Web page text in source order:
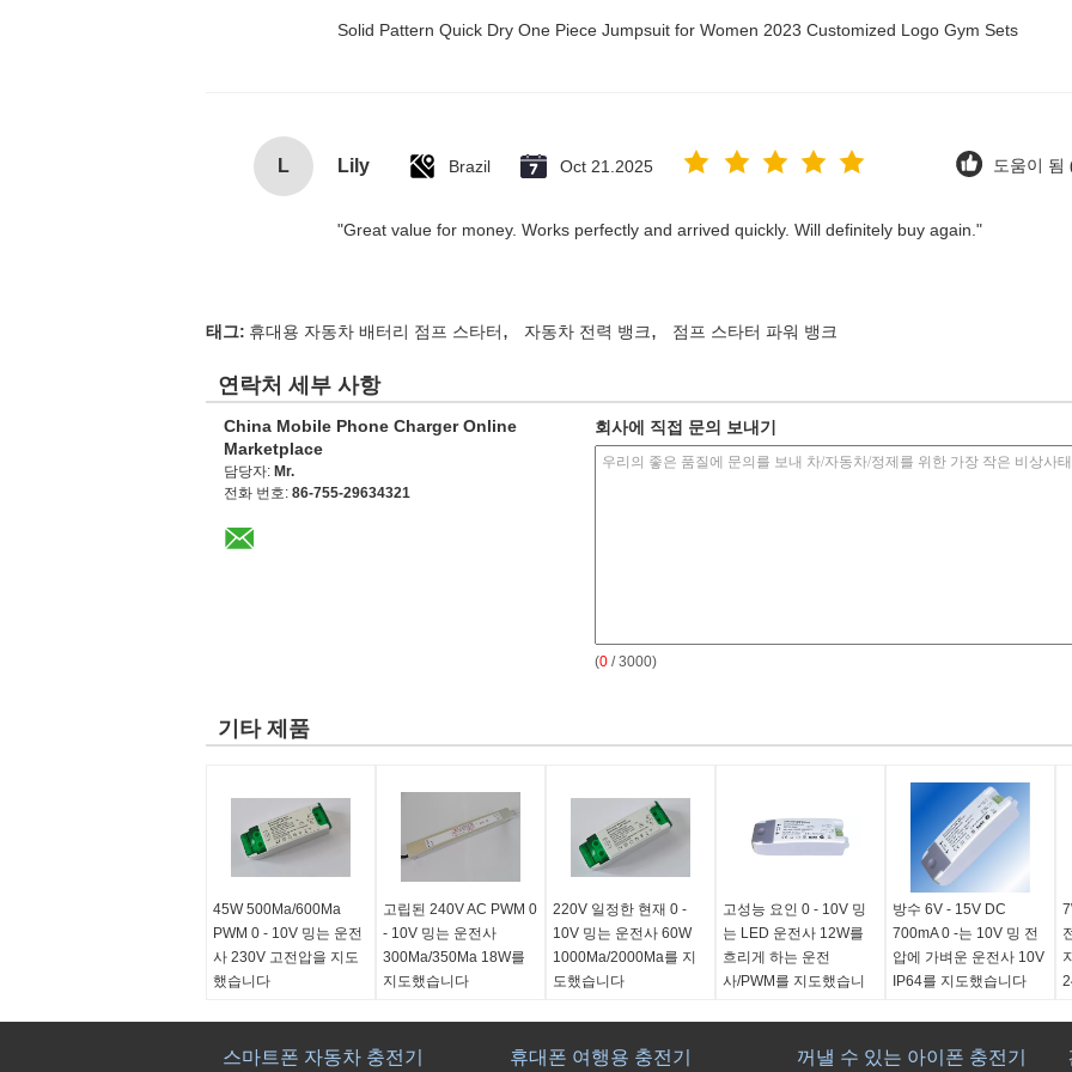
Solid Pattern Quick Dry One Piece Jumpsuit for Women 2023 Customized Logo Gym Sets
L Lily Brazil Oct 21.2025 도움이 됨
"Great value for money. Works perfectly and arrived quickly. Will definitely buy again."
태그: 휴대용 자동차 배터리 점프 스타터, 자동차 전력 뱅크, 점프 스타터 파워 뱅크
연락처 세부 사항
China Mobile Phone Charger Online
Marketplace
담당자: Mr.
전화 번호: 86-755-29634321
회사에 직접 문의 보내기
(0 / 3000)
기타 제품
45W 500Ma/600Ma
PWM 0 - 10V 밍는 운전
사 230V 고전압을 지도
했습니다
고립된 240V AC PWM 0
- 10V 밍는 운전사
300Ma/350Ma 18W를
지도했습니다
220V 일정한 현재 0 -
10V 밍는 운전사 60W
1000Ma/2000Ma를 지
도했습니다
고성능 요인 0 - 10V 밍
는 LED 운전사 12W를
흐리게 하는 운전
사/PWM를 지도했습니
방수 6V - 15V DC
700mA 0 -는 10V 밍 전
압에 가벼운 운전사 10V
IP64를 지도했습니다
스마트폰 자동차 충전기 휴대폰 여행용 충전기 꺼낼 수 있는 아이폰 충전기